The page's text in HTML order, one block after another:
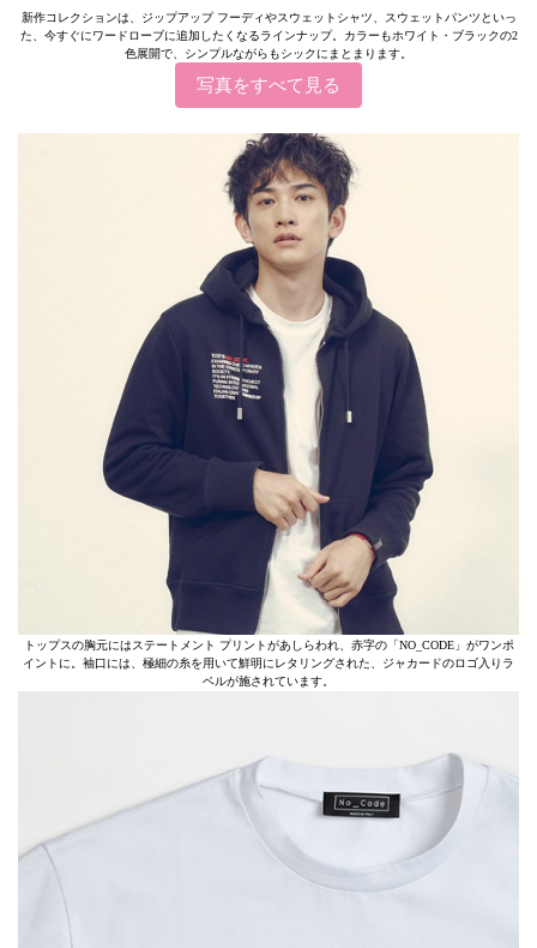
新作コレクションは、ジップアップ フーディやスウェットシャツ、スウェットパンツといっ
た、今すぐにワードローブに追加したくなるラインナップ。カラーもホワイト・ブラックの2
色展開で、シンプルながらもシックにまとまります。
写真をすべて見る
トップスの胸元にはステートメント プリントがあしらわれ、赤字の「NO_CODE」がワンポ
イントに。袖口には、極細の糸を用いて鮮明にレタリングされた、ジャカードのロゴ入りラ
ベルが施されています。